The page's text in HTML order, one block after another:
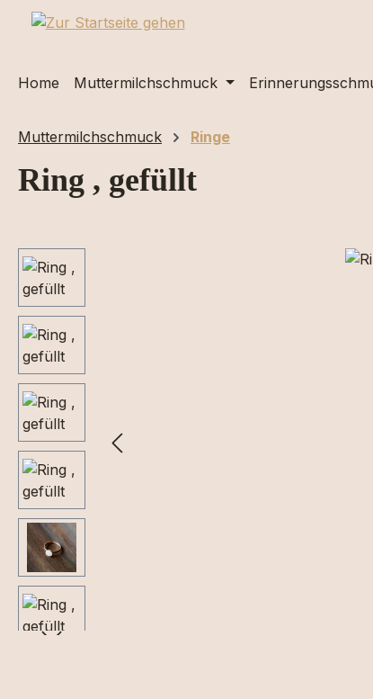
Hauptinhalt springen
Zur Suche springen
Zur Hauptnavigation springen
Home Muttermilchschmuck
Muttermilchschmuck Ringe
Ring , gefüllt
Bildergalerie überspringen